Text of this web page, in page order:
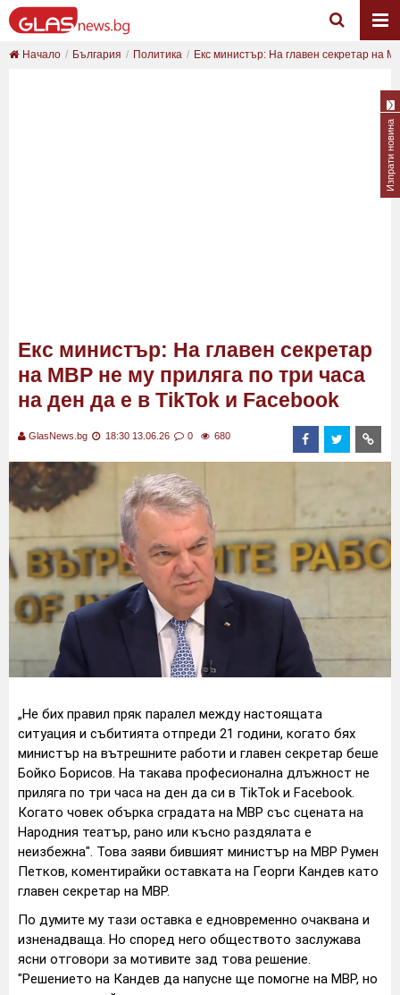
Начало България Политика Екс министър: На главен секретар на
Екс министър: На главен секретар
на МВР не му приляга по три часа
на ден да е в TikTok и Facebook
GlasNews.bg 18:30 13.06.26 0 680
„Не бих правил пряк паралел между настоящата
ситуация и събитията отпреди 21 години, когато бях
министър на вътрешните работи и главен секретар беше
Бойко Борисов. На такава професионална длъжност не
приляга по три часа на ден да си в TikTok и Facebook.
Когато човек обърка сградата на МВР със сцената на
Народния театър, рано или късно раздялата е
неизбежна". Това заяви бившият министър на МВР Румен
Петков, коментирайки оставката на Георги Кандев като
главен секретар на МВР.
По думите му тази оставка е едновременно очаквана и
изненадваща. Но според него обществото заслужава
ясни отговори за мотивите зад това решение.
"Решението на Кандев да напусне ще помогне на МВР, но
Изпрати новина